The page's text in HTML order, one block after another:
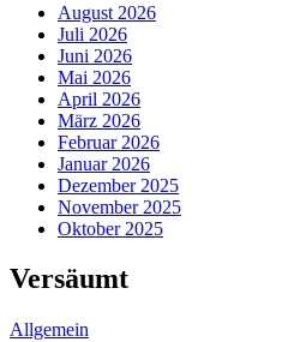
August 2026
Juli 2026
Juni 2026
Mai 2026
April 2026
März 2026
Februar 2026
Januar 2026
Dezember 2025
November 2025
Oktober 2025
Versäumt
Allgemein